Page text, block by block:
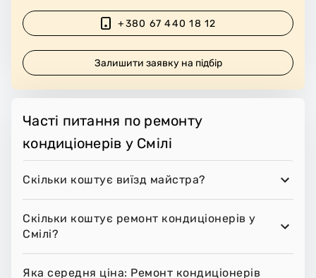
+380 67 440 18 12
Залишити заявку на підбір
Часті питання по ремонту
кондиціонерів у Смілі
Скільки коштує виїзд майстра?
Скільки коштує ремонт кондиціонерів у
Смілі?
Яка середня ціна: Ремонт кондиціонерів